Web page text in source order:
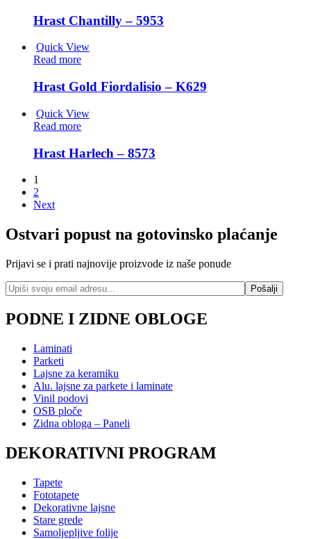
Hrast Chantilly – 5953
Quick View
Read more
Hrast Gold Fiordalisio – K629
Quick View
Read more
Hrast Harlech – 8573
1
2
Next
Ostvari popust na gotovinsko plaćanje
Prijavi se i prati najnovije proizvode iz naše ponude
PODNE I ZIDNE OBLOGE
Laminati
Parketi
Lajsne za keramiku
Alu. lajsne za parkete i laminate
Vinil podovi
OSB ploče
Zidna obloga – Paneli
DEKORATIVNI PROGRAM
Tapete
Fototapete
Dekorativne lajsne
Stare grede
Samoljepljive folije